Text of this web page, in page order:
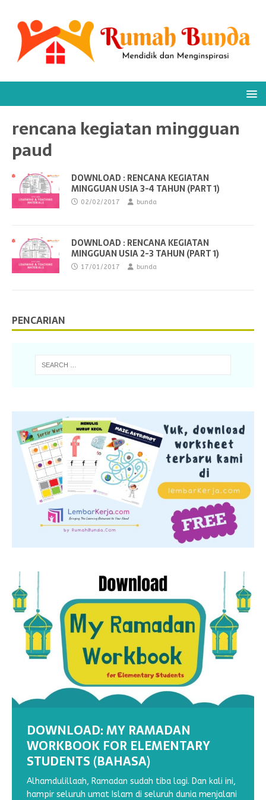
rencana kegiatan mingguan
paud
DOWNLOAD : RENCANA KEGIATAN
MINGGUAN USIA 3-4 TAHUN (PART 1)
02/02/2017 bunda
DOWNLOAD : RENCANA KEGIATAN
MINGGUAN USIA 2-3 TAHUN (PART 1)
17/01/2017 bunda
PENCARIAN
DOWNLOAD: MY RAMADAN
WORKBOOK FOR ELEMENTARY
STUDENTS (BAHASA)
Alhamdulillaah, Ramadan sudah tiba lagi. Dan kali ini,
hampir seluruh umat Islam di seluruh dunia menjalani
DOWNLOAD : MY RAMADHAN
WORKBOOK VOL 2
DOWNLOAD : MY RAMADHAN
WORKBOOK VOL 1
WORKSHEETS: MENEBALKAN GARIS
(1)
WORKSHEET : MENULIS HURUF
TEGAK BERSAMBUNG N